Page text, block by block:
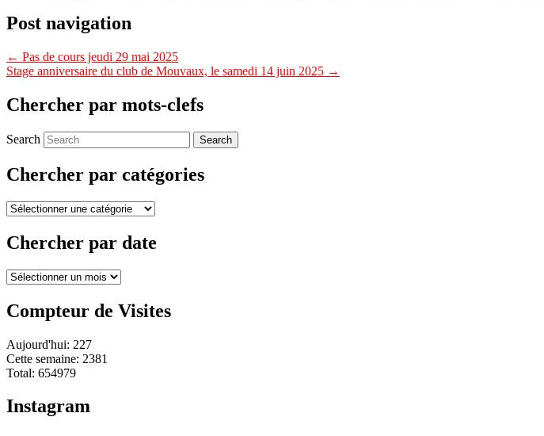
Post navigation
← Pas de cours jeudi 29 mai 2025
Stage anniversaire du club de Mouvaux, le samedi 14 juin 2025 →
Chercher par mots-clefs
Search
Chercher par catégories
Chercher
catégories
Chercher par date
Chercher
date
Compteur de Visites
Aujourd'hui: 227
Cette semaine: 2381
Total: 654979
Instagram